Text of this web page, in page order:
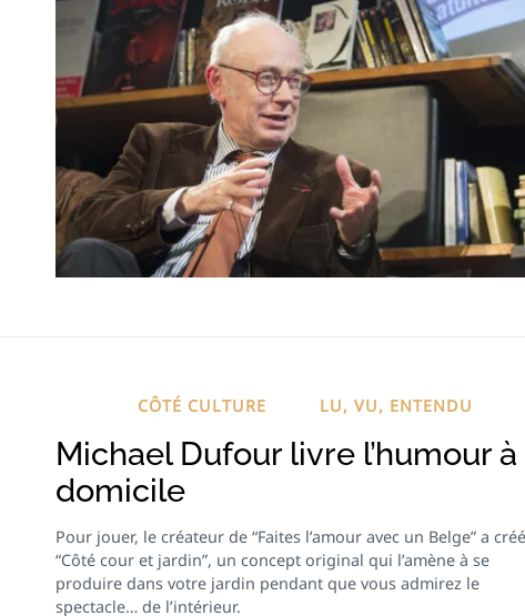
CÔTÉ CULTURE LU, VU, ENTENDU
Michael Dufour livre l’humour à
domicile
Pour jouer, le créateur de “Faites l’amour avec un Belge” a créé
“Côté cour et jardin”, un concept original qui l’amène à se
produire dans votre jardin pendant que vous admirez le
spectacle… de l’intérieur.